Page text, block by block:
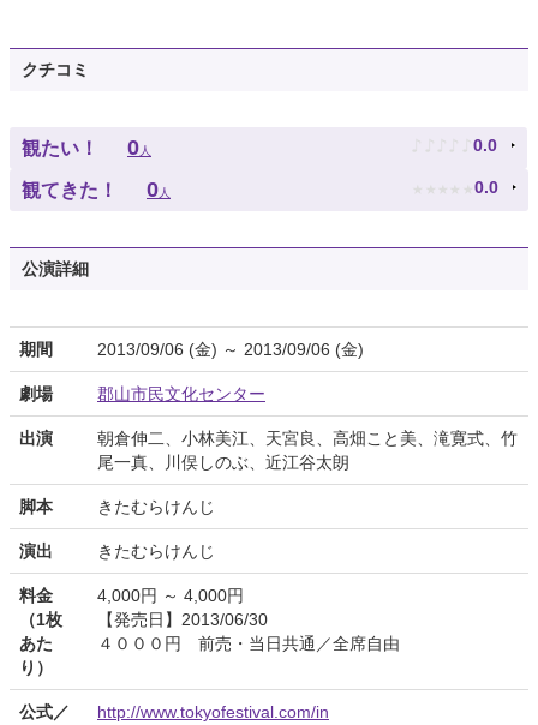
クチコミ
観たい！ 0人 ♪ ♪ ♪ ♪ ♪ 0.0
観てきた！ 0人 ★ ★ ★ ★ ★ 0.0
公演詳細
期間 2013/09/06 (金) ～ 2013/09/06 (金)
劇場 郡山市民文化センター
出演
朝倉伸二、小林美江、天宮良、高畑こと美、滝寛式、竹
尾一真、川俣しのぶ、近江谷太朗
脚本 きたむらけんじ
演出 きたむらけんじ
料金
（1枚
あた
り）
4,000円 ～ 4,000円
【発売日】2013/06/30
４０００円 前売・当日共通／全席自由
公式／
http://www.tokyofestival.com/in